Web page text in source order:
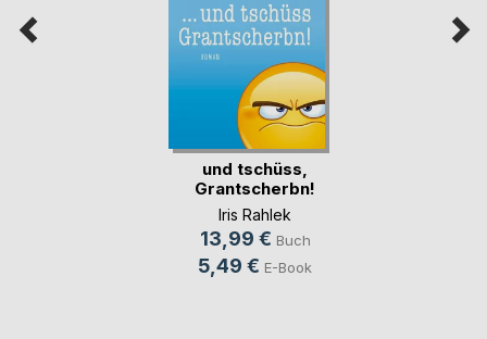
und tschüss,
Grantscherbn!
Iris Rahlek
13,99 € Buch
5,49 € E-Book